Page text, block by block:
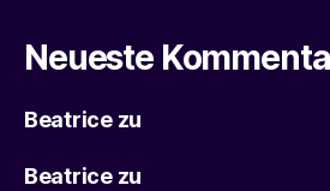
Neueste
Beatricezu
Beatricezu